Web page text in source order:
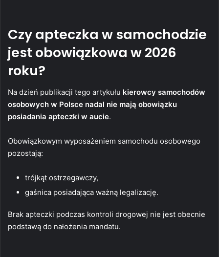
Czy apteczka w samochodzie
jest obowiązkowa w 2026
roku?
Na dzień publikacji tego artykułu kierowcy samochodów
osobowych w Polsce nadal nie mają obowiązku
posiadania apteczki w aucie.
Obowiązkowym wyposażeniem samochodu osobowego
pozostają:
trójkąt ostrzegawczy,
gaśnica posiadająca ważną legalizację.
Brak apteczki podczas kontroli drogowej nie jest obecnie
podstawą do nałożenia mandatu.